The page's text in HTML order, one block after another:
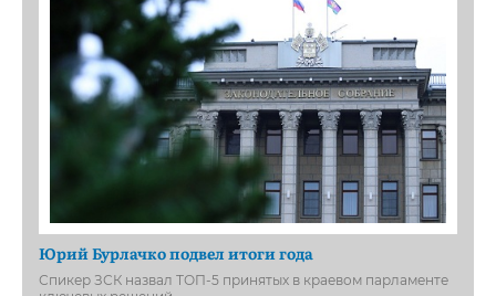
Юрий Бурлачко подвел итоги года
Спикер ЗСК назвал ТОП-5 принятых в краевом парламенте